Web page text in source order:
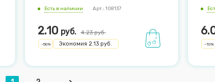
Есть в наличии Арт.: 108137
2.10 руб. 4.23руб.
-50% Экономия 2.13руб. -10%